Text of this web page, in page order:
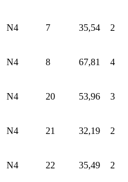
N4 7 35,54 2
N4 8 67,81 4
N4 20 53,96 3
N4 21 32,19 2
N4 22 35,49 2